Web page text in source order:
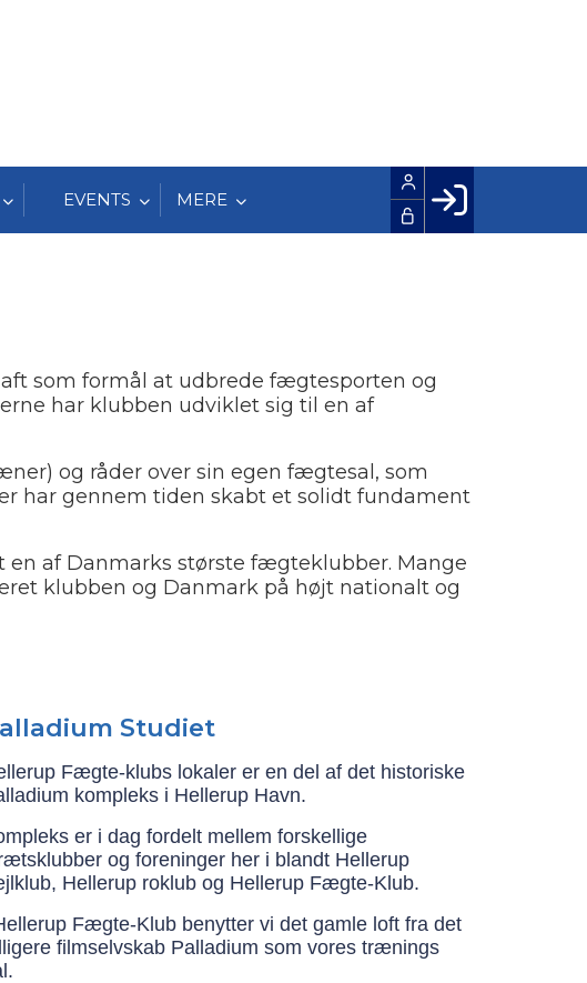
EVENTS MERE
som formål at udbrede fægtesporten og
har klubben udviklet sig til en af
og råder over sin egen fægtesal, som
har gennem tiden skabt et solidt fundament
af Danmarks største fægteklubber. Mange
klubben og Danmark på højt nationalt og
Studiet
Fægte-klubs lokaler er en del af det historiske
kompleks i Hellerup Havn.
er i dag fordelt mellem forskellige
og foreninger her i blandt Hellerup
Hellerup roklub og Hellerup Fægte-Klub.
Fægte-Klub benytter vi det gamle loft fra det
filmselvskab Palladium som vores trænings